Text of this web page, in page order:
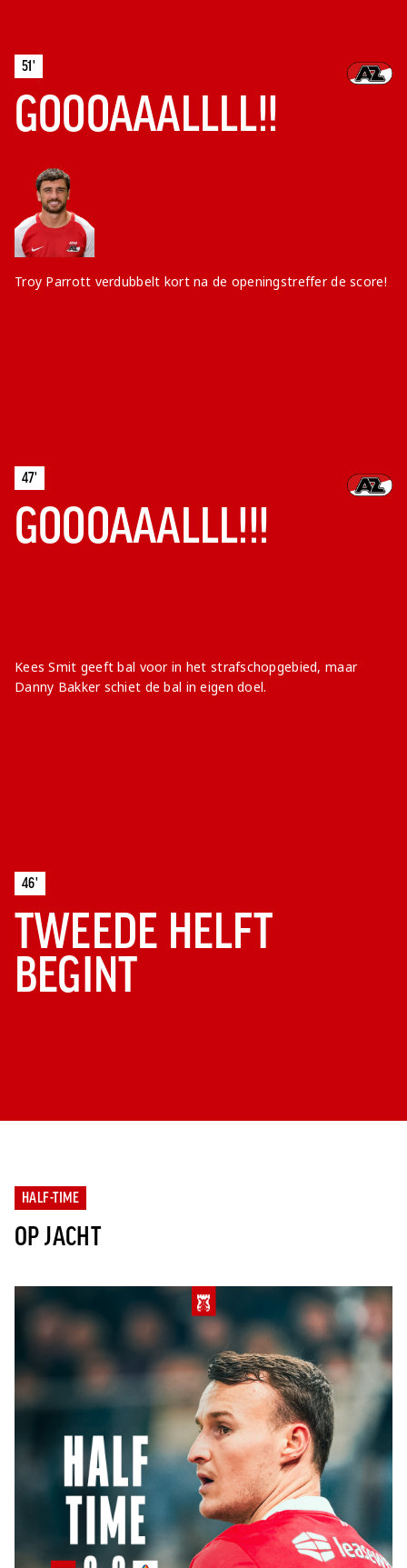
51'
GOOOAAALLLL!!
Troy Parrott verdubbelt kort na de openingstreffer de score!
47'
GOOOAAALLL!!!
Kees Smit geeft bal voor in het strafschopgebied, maar
Danny Bakker schiet de bal in eigen doel.
46'
TWEEDE HELFT
BEGINT
HALF-TIME
OP JACHT